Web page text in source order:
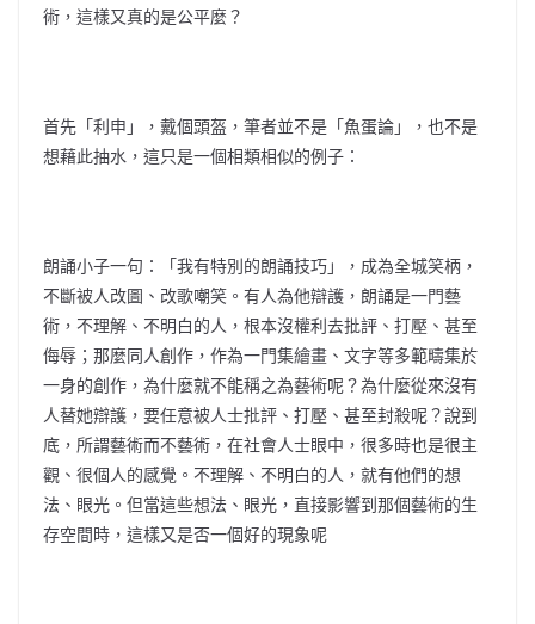
術，這樣又真的是公平麼？
首先「利申」，戴個頭盔，筆者並不是「魚蛋論」，也不是
想藉此抽水，這只是一個相類相似的例子：
朗誦小子一句：「我有特別的朗誦技巧」，成為全城笑柄，
不斷被人改圖、改歌嘲笑。有人為他辯護，朗誦是一門藝
術，不理解、不明白的人，根本沒權利去批評、打壓、甚至
侮辱；那麼同人創作，作為一門集繪畫、文字等多範疇集於
一身的創作，為什麼就不能稱之為藝術呢？為什麼從來沒有
人替她辯護，要任意被人士批評、打壓、甚至封殺呢？說到
底，所謂藝術而不藝術，在社會人士眼中，很多時也是很主
觀、很個人的感覺。不理解、不明白的人，就有他們的想
法、眼光。但當這些想法、眼光，直接影響到那個藝術的生
存空間時，這樣又是否一個好的現象呢